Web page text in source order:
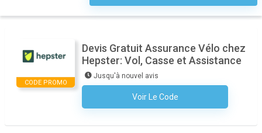
CODE PROMO
Devis Gratuit Assurance Vélo chez
Hepster: Vol, Casse et Assistance
Jusqu'à nouvel avis
Voir Le Code
Aucun Code N'est Nécessaire